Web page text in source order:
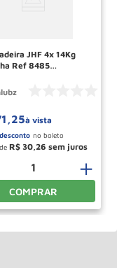
JHF 4x 14Kg
Ref 8485
,25à vista
de R$ 30 26
＋
COMPRAR